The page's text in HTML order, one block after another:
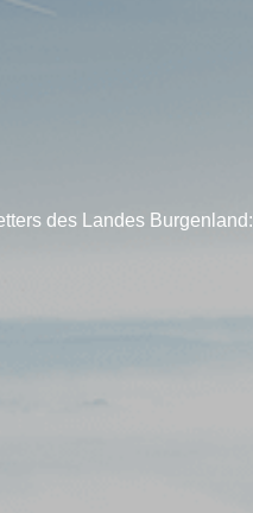
des Landes Burgenland: